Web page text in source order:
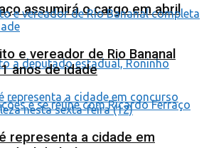
assumirá o cargo em abril
e vereador de Rio Bananal
anos de idade
representa a cidade em